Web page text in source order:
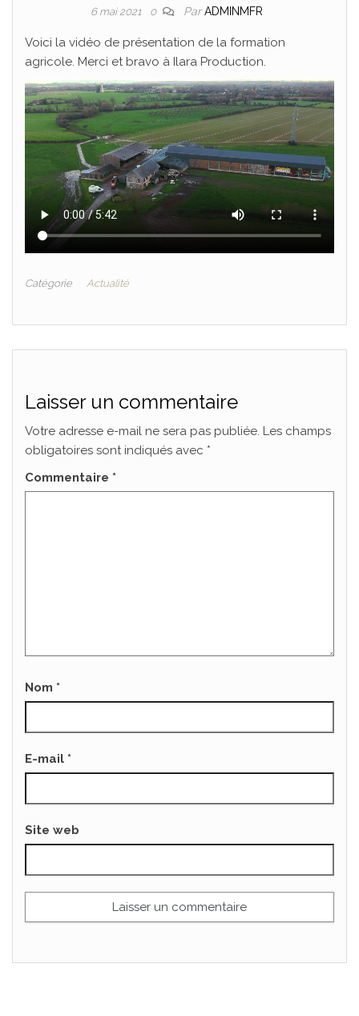
6 mai 2021 0 ParADMINMFR
Voici la vidéo de présentation de la formation
agricole. Merci et bravo à Ilara Production.
Catégorie Actualité
Laisser un commentaire
Votre adresse e-mail ne sera pas publiée. Les champs
obligatoires sont indiqués avec *
Commentaire *
Nom *
E-mail *
Site web